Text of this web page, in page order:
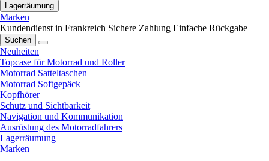
Lagerräumung
Marken
Kundendienst in Frankreich Sichere Zahlung Einfache Rückgabe
Suchen
Neuheiten
Topcase für Motorrad und Roller
Motorrad Satteltaschen
Motorrad Softgepäck
Kopfhörer
Schutz und Sichtbarkeit
Navigation und Kommunikation
Ausrüstung des Motorradfahrers
Lagerräumung
Marken